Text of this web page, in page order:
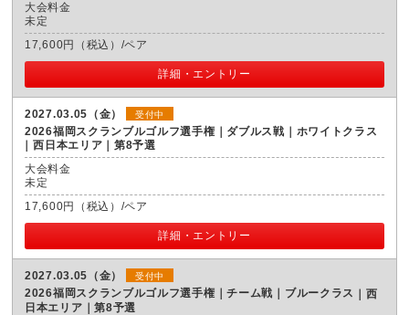
大会料金
未定
17,600円（税込）/ペア
詳細・エントリー
2027.03.05（金） 受付中
2026福岡スクランブルゴルフ選手権｜ダブルス戦｜ホワイトクラス
西日本エリア｜第8予選
大会料金
未定
17,600円（税込）/ペア
詳細・エントリー
2027.03.05（金） 受付中
2026福岡スクランブルゴルフ選手権｜チーム戦｜ブルークラス
西
日本エリア｜第8予選